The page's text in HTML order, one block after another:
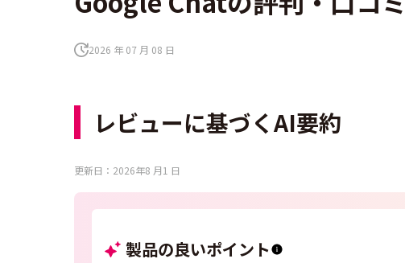
2026 年 07 月 08 日
レビューに基づくAI要約
更新日：2026年8 月1 日
製品の良いポイント